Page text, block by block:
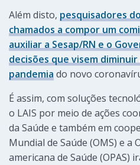
Além disto, pesquisadores
chamados a compor um
auxiliar a Sesap/RN e o
decisões que visem
pandemia do novo
É assim, com soluções
o LAIS por meio de ações
da Saúde e também em
Mundial de Saúde (OMS) e a
americana de Saúde (OPAS)